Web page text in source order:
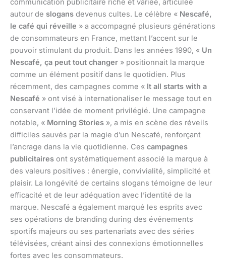
communication publicitaire riche et variée, articulée
autour de slogans devenus cultes. Le célèbre « Nescafé,
le café qui réveille » a accompagné plusieurs générations
de consommateurs en France, mettant l’accent sur le
pouvoir stimulant du produit. Dans les années 1990, « Un
Nescafé, ça peut tout changer » positionnait la marque
comme un élément positif dans le quotidien. Plus
récemment, des campagnes comme « It all starts with a
Nescafé » ont visé à internationaliser le message tout en
conservant l’idée de moment privilégié. Une campagne
notable, « Morning Stories », a mis en scène des réveils
difficiles sauvés par la magie d’un Nescafé, renforçant
l’ancrage dans la vie quotidienne. Ces campagnes
publicitaires ont systématiquement associé la marque à
des valeurs positives : énergie, convivialité, simplicité et
plaisir. La longévité de certains slogans témoigne de leur
efficacité et de leur adéquation avec l’identité de la
marque. Nescafé a également marqué les esprits avec
ses opérations de branding during des événements
sportifs majeurs ou ses partenariats avec des séries
télévisées, créant ainsi des connexions émotionnelles
fortes avec les consommateurs.